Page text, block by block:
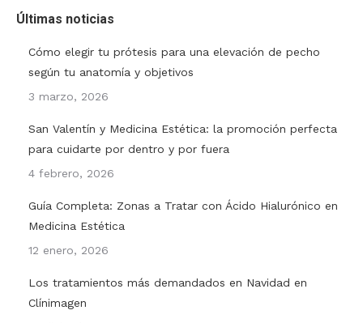
Últimas noticias
Cómo elegir tu prótesis para una elevación de pecho
según tu anatomía y objetivos
3 marzo, 2026
San Valentín y Medicina Estética: la promoción perfecta
para cuidarte por dentro y por fuera
4 febrero, 2026
Guía Completa: Zonas a Tratar con Ácido Hialurónico en
Medicina Estética
12 enero, 2026
Los tratamientos más demandados en Navidad en
Clínimagen